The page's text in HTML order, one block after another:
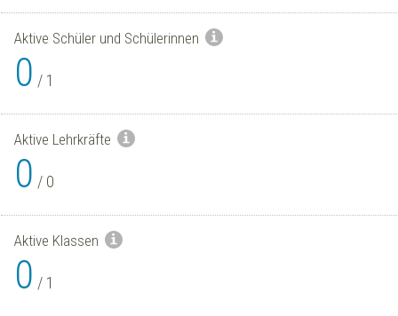
Aktive Schüler und Schülerinnen
0 / 1
Aktive Lehrkräfte
0 / 0
Aktive Klassen
0 / 1